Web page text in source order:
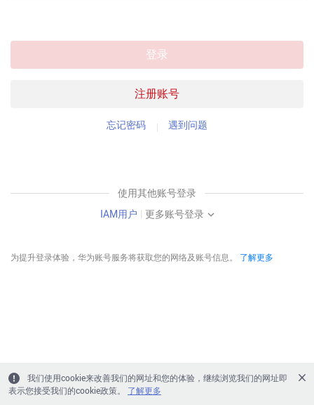
注册账号
登录
忘记密码 遇到问题
使用其他账号登录
IAM用户 | 更多账号登录
为提升登录体验，华为账号服务将获取您的网络及账号信息。 了解更多
我们使用cookie来改善我们的网址和您的体验，继续浏览我们的网址即
表示您接受我们的cookie政策。
了解更多